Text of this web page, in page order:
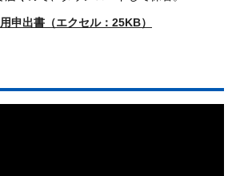
申出書（エクセル：25KB）